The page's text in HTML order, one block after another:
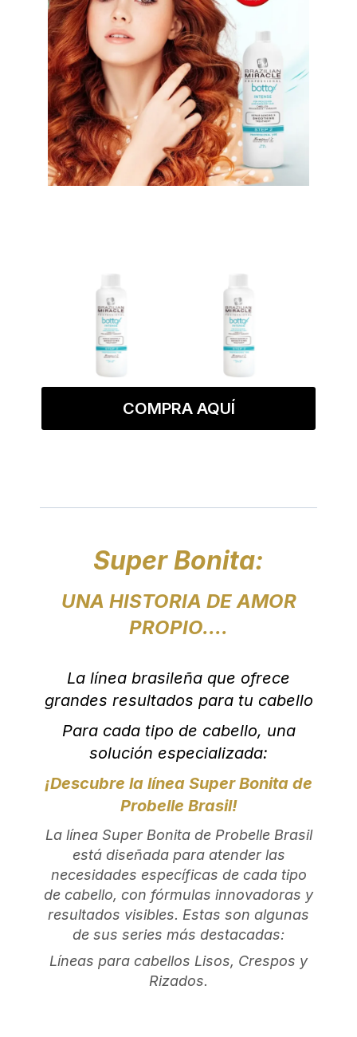
COMPRA AQUÍ
Super Bonita:
UNA HISTORIA DE AMOR
PROPIO....
La línea brasileña que ofrece
grandes resultados para tu cabello
Para cada tipo de cabello, una
solución especializada:
¡Descubre la línea Super Bonita de
Probelle Brasil!
La línea Super Bonita de Probelle Brasil
está diseñada para atender las
necesidades específicas de cada tipo
de cabello, con fórmulas innovadoras y
resultados visibles. Estas son algunas
de sus series más destacadas:
Líneas para cabellos Lisos, Crespos y
Rizados.